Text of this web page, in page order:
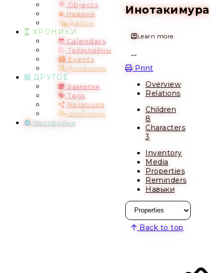
Objects
Навыки
Дайсы
ХРОНИКИ
Calendars
Таймлайны
Events
Дневники
ДРУГОЕ
Заметки
Tags
Relations
Шаблоны
Настройки
Инотакимура
Learn more
Print
Overview
Relations
Children
8
Characters
3
Inventory
Media
Properties
Reminders
Навыки
Back to top